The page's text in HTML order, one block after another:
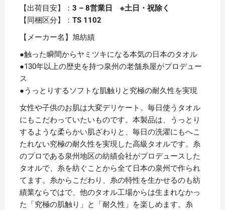
地
抜
丈
夫
プ
レ
ゼ
ト
贈
り
物
ギ
フ
ト
個
【出荷目安】： 3 – 8営業日 ※土日・祝除く
【同梱区分】： TS 1102
【メーカー名】旭紡績
●触った瞬間からヤミツキになる本気の日本のタオル
●130年以上の歴史を持つ泉州の老舗糸屋がプロデュー
ス
●うっとりするソフトな肌触りと究極の耐久性を実現
女性や子供のお肌は大変デリケート。毎日使うタオル
にもこだわっていたいものです。本製品は、うっとり
するような柔らかい肌ざわりと、毎日の洗濯にもへこ
たれない究極の耐久性を実現した高級タオルです。糸
のプロである泉州地区の紡績会社がプロデュースした
タオルで、糸を紡ぐことから全て日本の泉州で作られ
てます。糸からこだわり、糸の特性を生かせるのも紡
績業ならではで、他のタオル工場からは生まれなかっ
た「究極の肌触り」と「耐久性」を楽しめます。糸